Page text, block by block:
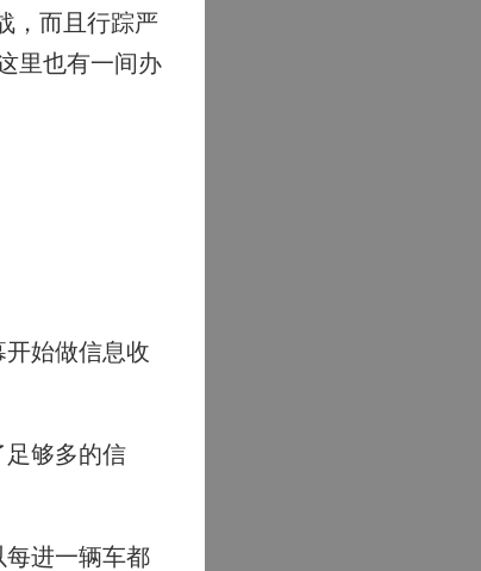
，而且行踪严
里也有一间办
始做信息收
够多的信
进一辆车都